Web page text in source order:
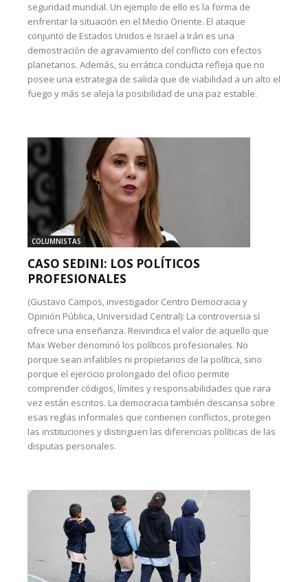
seguridad mundial. Un ejemplo de ello es la forma de
enfrentar la situación en el Medio Oriente. El ataque
conjunto de Estados Unidos e Israel a Irán es una
demostración de agravamiento del conflicto con efectos
planetarios. Además, su errática conducta refleja que no
posee una estrategia de salida que de viabilidad a un alto el
fuego y más se aleja la posibilidad de una paz estable.
COLUMNISTAS
CASO SEDINI: LOS POLÍTICOS
PROFESIONALES
(Gustavo Campos, investigador Centro Democracia y
Opinión Pública, Universidad Central): La controversia sí
ofrece una enseñanza. Reivindica el valor de aquello que
Max Weber denominó los políticos profesionales. No
porque sean infalibles ni propietarios de la política, sino
porque el ejercicio prolongado del oficio permite
comprender códigos, límites y responsabilidades que rara
vez están escritos. La democracia también descansa sobre
esas reglas informales que contienen conflictos, protegen
las instituciones y distinguen las diferencias políticas de las
disputas personales.